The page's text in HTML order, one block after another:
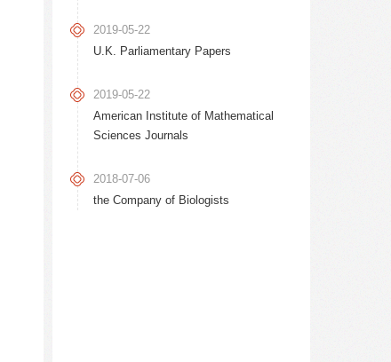
2019-05-22
U.K. Parliamentary Papers
2019-05-22
American Institute of Mathematical
Sciences Journals
2018-07-06
the Company of Biologists